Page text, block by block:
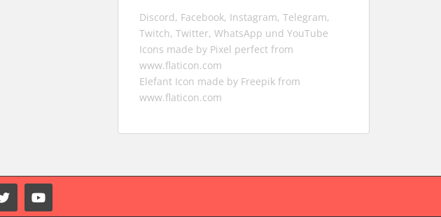
Discord, Facebook, Instagram, Telegram,
Twitch, Twitter, WhatsApp und YouTube
Icons made by Pixel perfect from
www.flaticon.com
Elefant Icon made by Freepik from
www.flaticon.com